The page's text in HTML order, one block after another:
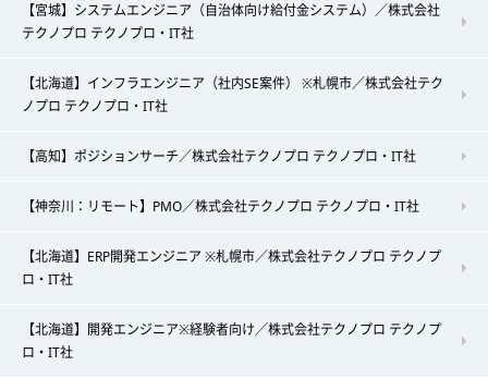
【宮城】システムエンジニア（自治体向け給付金システム）／株式会社
テクノプロ テクノプロ・IT社
【北海道】インフラエンジニア（社内SE案件） ※札幌市／株式会社テク
ノプロ テクノプロ・IT社
【高知】ポジションサーチ／株式会社テクノプロ テクノプロ・IT社
【神奈川：リモート】PMO／株式会社テクノプロ テクノプロ・IT社
【北海道】ERP開発エンジニア ※札幌市／株式会社テクノプロ テクノプ
ロ・IT社
【北海道】開発エンジニア※経験者向け／株式会社テクノプロ テクノプ
ロ・IT社